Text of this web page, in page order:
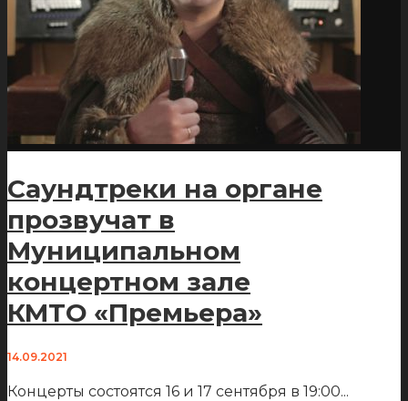
Саундтреки на органе
прозвучат в
Муниципальном
концертном зале
КМТО «Премьера»
14.09.2021
Концерты состоятся 16 и 17 сентября в 19:00...